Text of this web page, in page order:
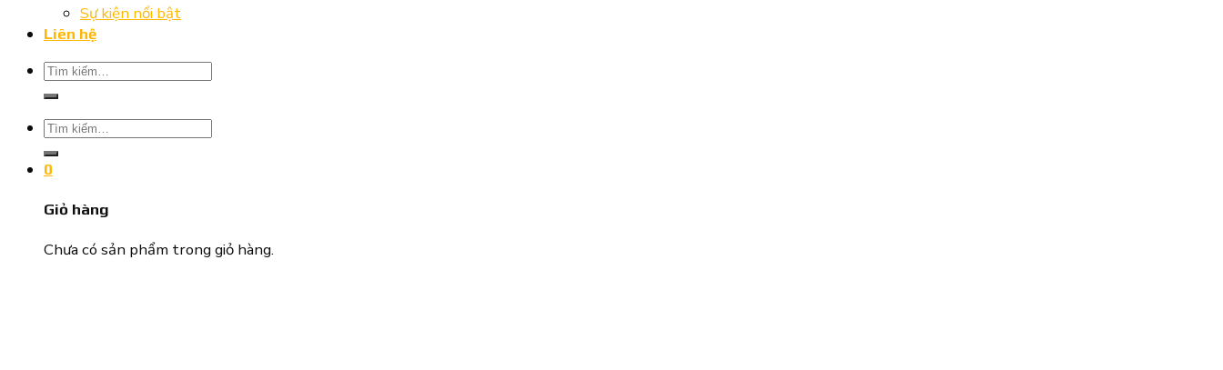
Sự kiện nổi bật
Liên hệ
Tìm
kiếm:
Tìm
kiếm:
0
Giỏ hàng
Chưa có sản phẩm trong giỏ hàng.